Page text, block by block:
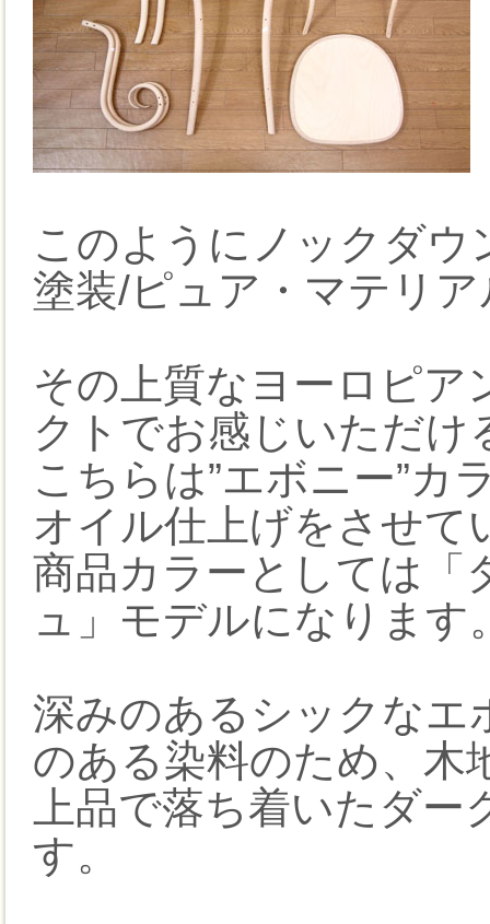
このようにノックダウ
塗装/ピュア・マテリ
その上質なヨーロピア
クトでお感じいただけ
こちらは”エボニー”カ
オイル仕上げをさせて
商品カラーとしては「
ュ」モデルになります
深みのあるシックなエ
のある染料のため、木
上品で落ち着いたダ
す。